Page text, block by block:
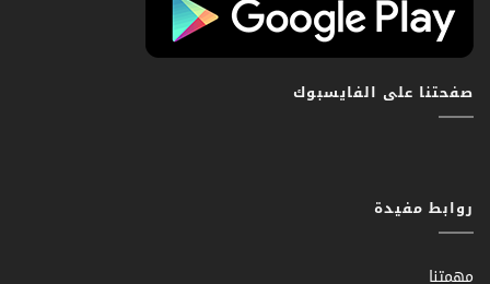
صفحتنا على الفايسبوك
روابط مفيدة
مهمتنا